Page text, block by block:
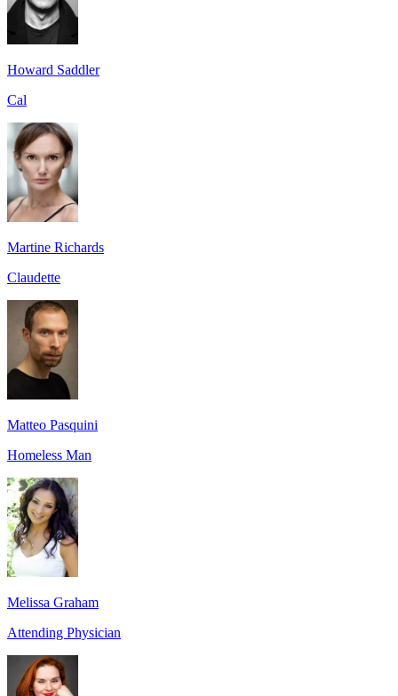
Howard Saddler
Cal
Martine Richards
Claudette
Matteo Pasquini
Homeless Man
Melissa Graham
Attending Physician